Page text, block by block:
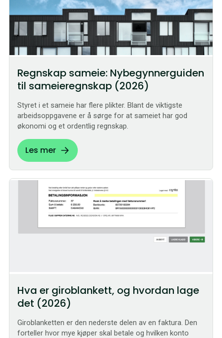
Regnskap sameie: Nybegynnerguiden
til sameieregnskap (2026)
Styret i et sameie har flere plikter. Blant de viktigste
arbeidsoppgavene er å sørge for at sameiet har god
økonomi og et ordentlig regnskap.
Les mer
Hva er giroblankett, og hvordan lage
det (2026)
Giroblanketten er den nederste delen av en faktura. Den
forteller hvor mye kjøper skal betale og hvilken konto